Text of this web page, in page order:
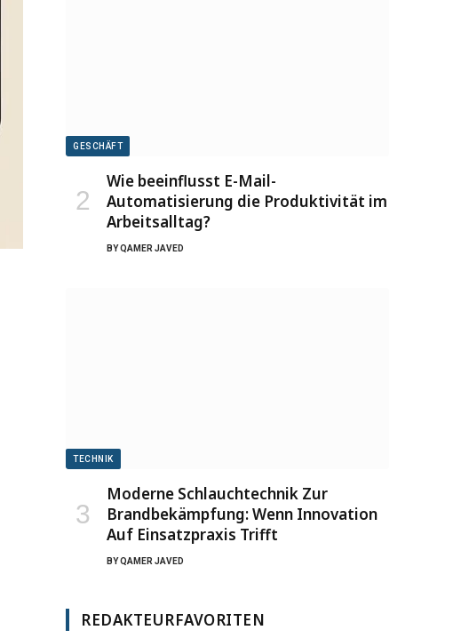
GESCHÄFT
Wie beeinflusst E-Mail-
Automatisierung die Produktivität im
Arbeitsalltag?
BYQAMER JAVED
TECHNIK
Moderne Schlauchtechnik Zur
Brandbekämpfung: Wenn Innovation
Auf Einsatzpraxis Trifft
BYQAMER JAVED
REDAKTEURFAVORITEN